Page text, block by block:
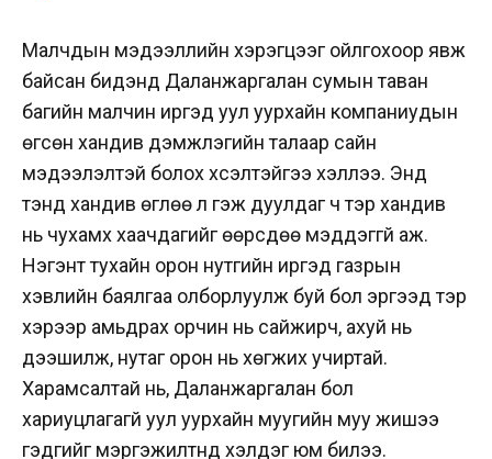
Малчдын мэдээллийн хэрэгцээг ойлгохоор явж
байсан бидэнд Даланжаргалан сумын таван
багийн малчин иргэд уул уурхайн компаниудын
өгсөн хандив дэмжлэгийн талаар сайн
мэдээлэлтэй болох хүсэлтэйгээ хэллээ. Энд
тэнд хандив өглөө л гэж дуулдаг ч тэр хандив
нь чухамхүү хаачдагийг өөрсдөө мэддэггүй аж.
Нэгэнт тухайн орон нутгийн иргэд газрын
хэвлийн баялгаа олборлуулж буй бол эргээд тэр
хэрээр амьдрах орчин нь сайжирч, ахуй нь
дээшилж, нутаг орон нь хөгжих учиртай.
Харамсалтай нь, Даланжаргалан бол
хариуцлагагүй уул уурхайн муугийн муу жишээ
гэдгийг мэргэжилтнүүд хэлдэг юм билээ.